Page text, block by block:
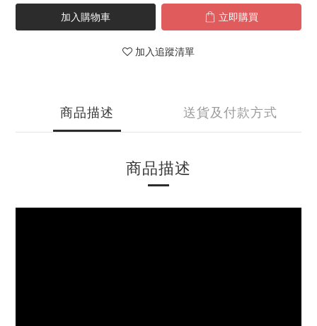
加入購物車 立即購買
加入追蹤清單
商品描述 送貨及付款方式
商品描述